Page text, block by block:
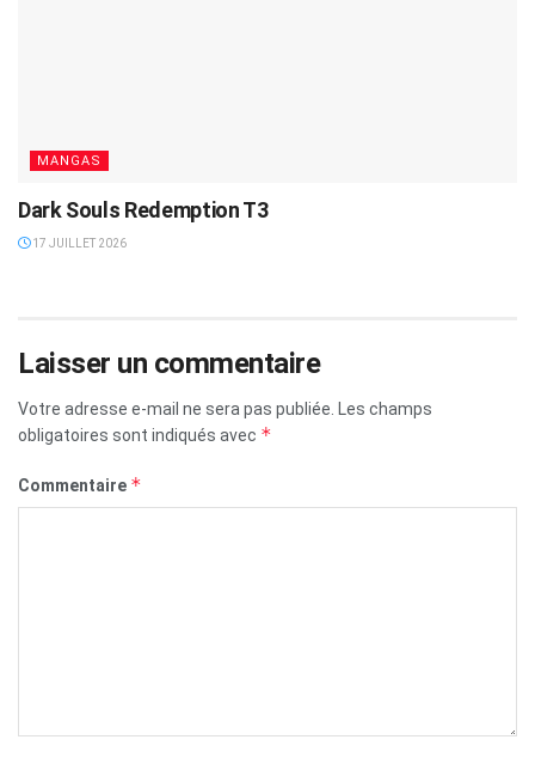
MANGAS
Dark Souls Redemption T3
17 JUILLET 2026
Laisser un commentaire
Votre adresse e-mail ne sera pas publiée.
Les champs
obligatoires sont indiqués avec *
Commentaire *